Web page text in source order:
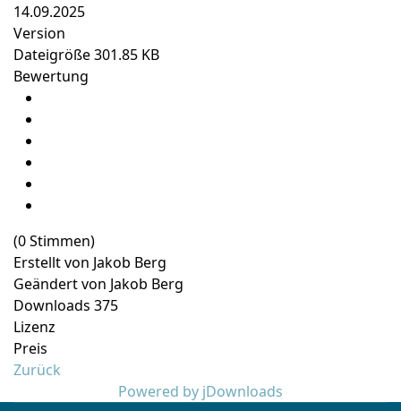
14.09.2025
Version
Dateigröße301.85 KB
Bewertung
(0 Stimmen)
Erstellt von Jakob Berg
Geändert von Jakob Berg
Downloads 375
Lizenz
Preis
Zurück
Powered by jDownloads